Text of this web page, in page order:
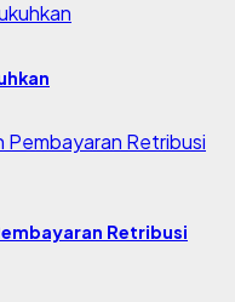
Retribusi